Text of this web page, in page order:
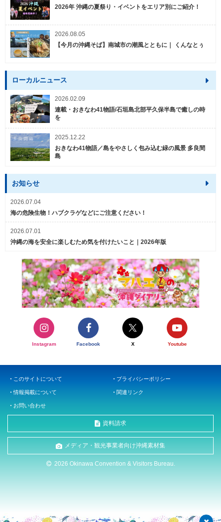
2026年 沖縄の夏祭り・イベントをエリア別にご紹介！
2026.08.05
【今月の沖縄そば】南城市の潮風とともに｜ くんなとぅ
ローカルニュース
2026.02.09
連載・おきなわ41物語/石垣島北部平久保半島で癒しの時
を
2025.12.22
おきなわ41物語／島をやさしく包み込む緑の風景 多良間
島
お知らせ
2026.07.04
海の危険生物！ハブクラゲなどにご注意ください！
2026.07.01
沖縄の海を安全に楽しむため気を付けたいこと｜2026年版
Instagram Facebook X Youtube
このサイトについて プライバシーポリシー
情報掲載について 関連リンク
お問い合わせ
資料請求
メディア・観光事業者向け沖縄素材集
2026 Okinawa Convention & Visitors Bureau.